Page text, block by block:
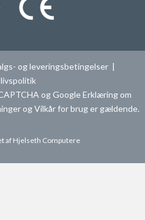
og leveringsbetingelser|
og GoogleErklæring om
ogVilkår for bruger gældende.
af Hjelseth Computere